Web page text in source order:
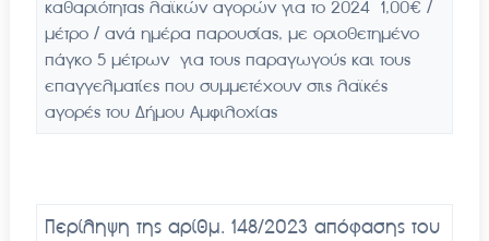
καθαριότητας λαϊκών αγορών για το 2024 1,00€ /
μέτρο / ανά ημέρα παρουσίας, με οριοθετημένο
πάγκο 5 μέτρων για τους παραγωγούς και τους
επαγγελματίες που συμμετέχουν στις λαϊκές
αγορές του Δήμου Αμφιλοχίας
Περίληψη της αρίθμ. 148/2023 απόφασης του